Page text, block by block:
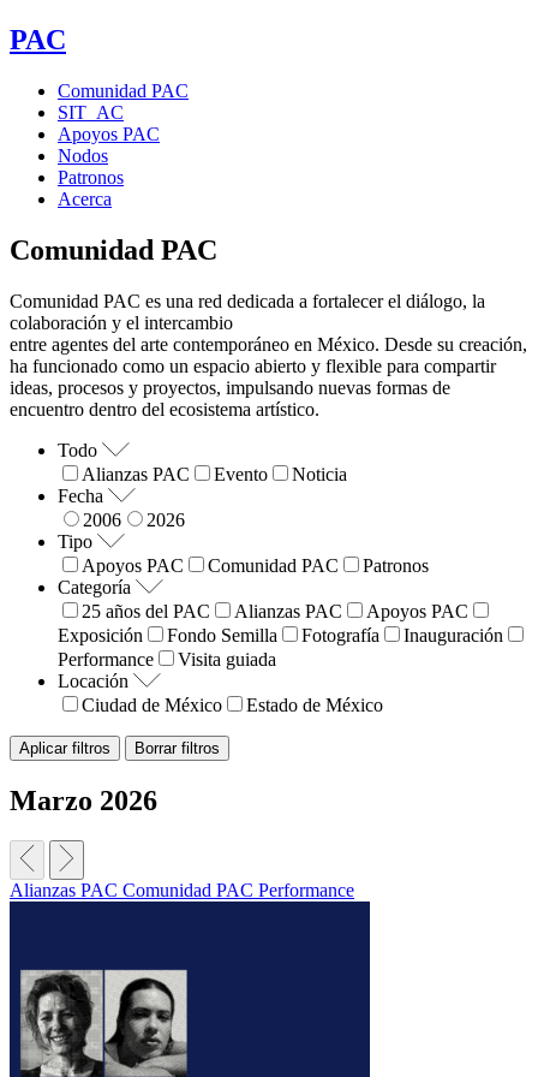
PAC
Comunidad PAC
SIT_AC
Apoyos PAC
Nodos
Patronos
Acerca
Comunidad PAC
Comunidad PAC es una red dedicada a fortalecer el diálogo, la
colaboración y el intercambio
entre agentes del arte contemporáneo en México. Desde su creación,
ha funcionado como un espacio abierto y flexible para compartir
ideas, procesos y proyectos, impulsando nuevas formas de
encuentro dentro del ecosistema artístico.
Todo
Alianzas PAC
Evento
Noticia
Fecha
2006
2026
Tipo
Apoyos PAC
Comunidad PAC
Patronos
Categoría
25 años del PAC
Alianzas PAC
Apoyos PAC
Exposición
Fondo Semilla Fotografía
Inauguración
Performance
Visita guiada
Locación
Ciudad de México
Estado de México
Aplicar filtros Borrar filtros
Marzo 2026
Alianzas PAC Comunidad PAC Performance
EventoApoyos PAC
NoticiaApoyos PAC
Resultados de la Convocatoria PAC 2026
EventoPatronos